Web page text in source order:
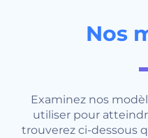
Nos
Examinez nos
utiliser pour
trouverez ci-dessous